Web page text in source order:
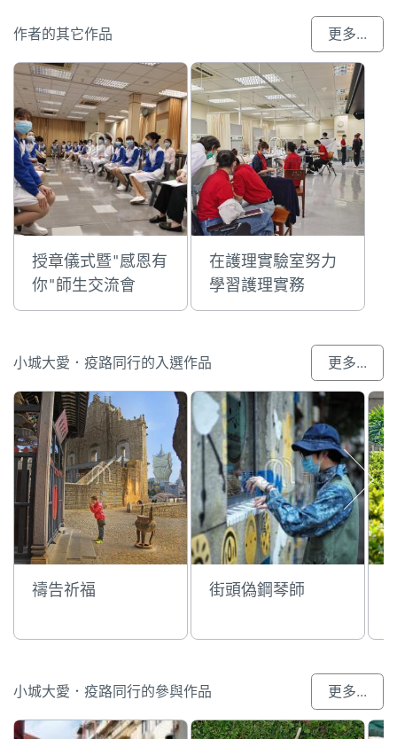
作者的其它作品 更多...
授章儀式暨"感恩有
你"師生交流會
在護理實驗室努力
學習護理實務
小城大愛．疫路同行的入選作品 更多...
禱告祈福 街頭偽鋼琴師
小城大愛．疫路同行的參與作品 更多...